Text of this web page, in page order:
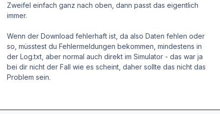
Zweifel einfach ganz nach oben, dann passt das eigentlich
immer.
Wenn der Download fehlerhaft ist, da also Daten fehlen oder
so, müsstest du Fehlermeldungen bekommen, mindestens in
der Log.txt, aber normal auch direkt im Simulator - das war ja
bei dir nicht der Fall wie es scheint, daher sollte das nicht das
Problem sein.